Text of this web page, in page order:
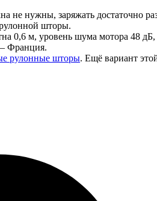
нужны, заряжать достаточно
шторы.
0,6 м, уровень шума мотора 48
Франция.
рулонные шторы. Ещё вариант